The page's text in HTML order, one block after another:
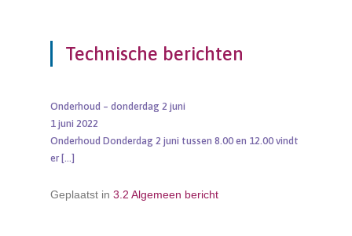
Technische berichten
Onderhoud – donderdag 2 juni
1 juni 2022
Onderhoud Donderdag 2 juni tussen 8.00 en 12.00 vindt
er […]
Geplaatst in 3.2 Algemeen bericht